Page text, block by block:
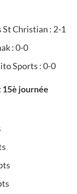
St Christian : 2-1
: 0-0
Sports : 0-0
journée